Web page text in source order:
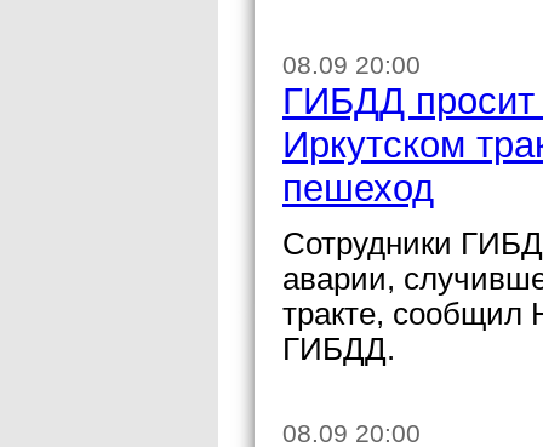
08.09 20:00
ГИБДД
Иркутском
пешеход
Сотрудники
аварии,
тракте, сообщил
ГИБДД.
08.09 20:00